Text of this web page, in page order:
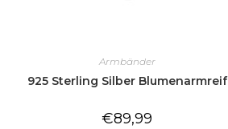
Armbänder
925 Sterling Silber Blumenarmreif
€89,99